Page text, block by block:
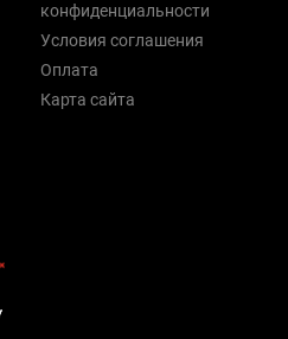
конфиденциальности
Условия соглашения
Оплата
Карта сайта